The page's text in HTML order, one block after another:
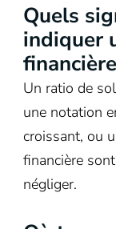
Quels
indiquer
Un ratio de
une notation
croissant, ou
financière
négliger.